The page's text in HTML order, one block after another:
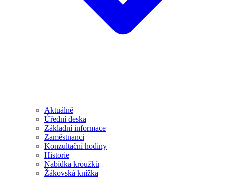
Aktuálně
Úřední deska
Základní informace
Zaměstnanci
Konzultační hodiny
Historie
Nabídka kroužků
Žákovská knížka